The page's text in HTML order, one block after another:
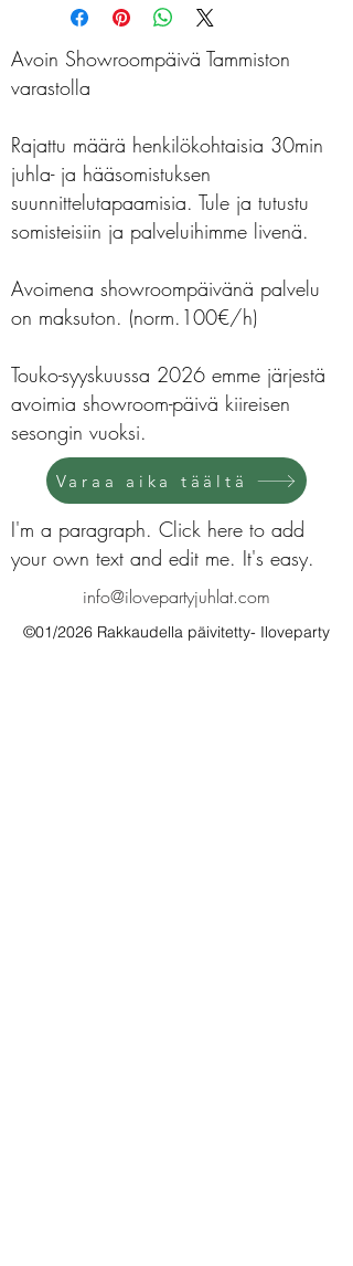
Avoin Showroompäivä Tammiston
varastolla
Rajattu määrä henkilökohtaisia 30min
juhla- ja hääsomistuksen
suunnittelutapaamisia. Tule ja tutustu
somisteisiin ja palveluihimme livenä.
Avoimena showroompäivänä palvelu
on maksuton. (norm.100€/h)
Touko-syyskuussa 2026 emme järjestä
avoimia showroom-päivä kiireisen
sesongin vuoksi.
Varaa aika täältä
I'm a paragraph. Click here to add
your own text and edit me. It's easy.
info@ilovepartyjuhlat.com
©01/2026 Rakkaudella päivitetty- Iloveparty